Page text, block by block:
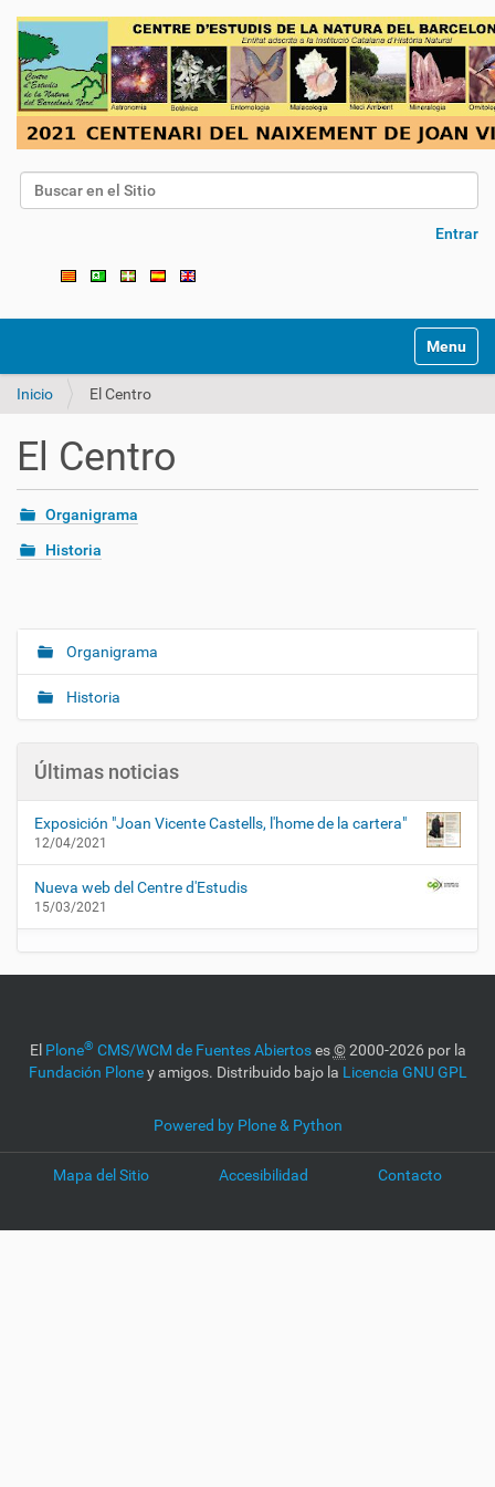
Buscar
Entrar
Toggle
Inicio El Centro
El Centro
Organigrama
Historia
N
g
c
i
ó
n
Organigrama
Historia
Últimas noticias
Exposición "Joan Vicente Castells, l'home de la cartera"
12/04/2021
Nueva web del Centre d'Estudis
15/03/2021
El Plone® CMS/WCM de Fuentes Abiertoses©2000-2026 por la
Fundación Ploney amigos. Distribuido bajo la Licencia GNU GPL
Powered by Plone & Python
Mapa del Sitio Accesibilidad Contacto